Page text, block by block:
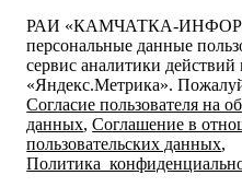
РАИ «КАМЧАТКА-
персональные данные
сервис аналитики действий
«Яндекс.Метрика».
Согласие пользователя на
данных,Соглашение в
пользовательских данных,